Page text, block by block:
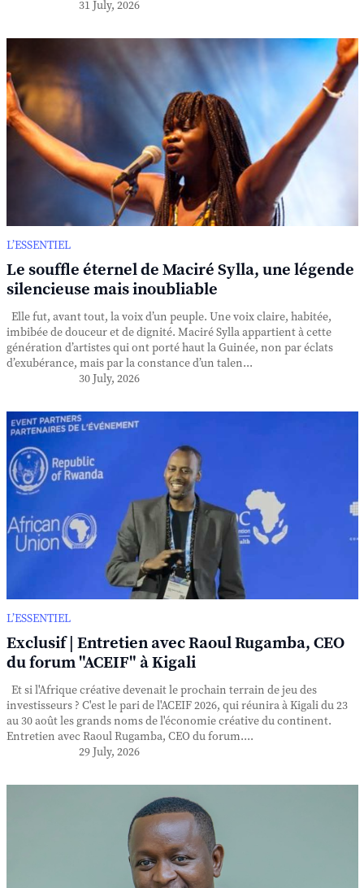
31 July, 2026
L’ESSENTIEL
Le souffle éternel de Maciré Sylla, une légende
silencieuse mais inoubliable
Elle fut, avant tout, la voix d’un peuple. Une voix claire, habitée,
imbibée de douceur et de dignité. Maciré Sylla appartient à cette
génération d’artistes qui ont porté haut la Guinée, non par éclats
d’exubérance, mais par la constance d’un talen...
30 July, 2026
L’ESSENTIEL
Exclusif | Entretien avec Raoul Rugamba, CEO
du forum "ACEIF" à Kigali
Et si l'Afrique créative devenait le prochain terrain de jeu des
investisseurs ? C'est le pari de l'ACEIF 2026, qui réunira à Kigali du 23
au 30 août les grands noms de l'économie créative du continent.
Entretien avec Raoul Rugamba, CEO du forum....
29 July, 2026